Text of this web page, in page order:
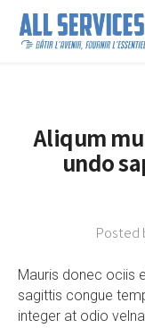
Aliqum
undo
Posted
Mauris donec ociis
sagittis congue
integer at odio